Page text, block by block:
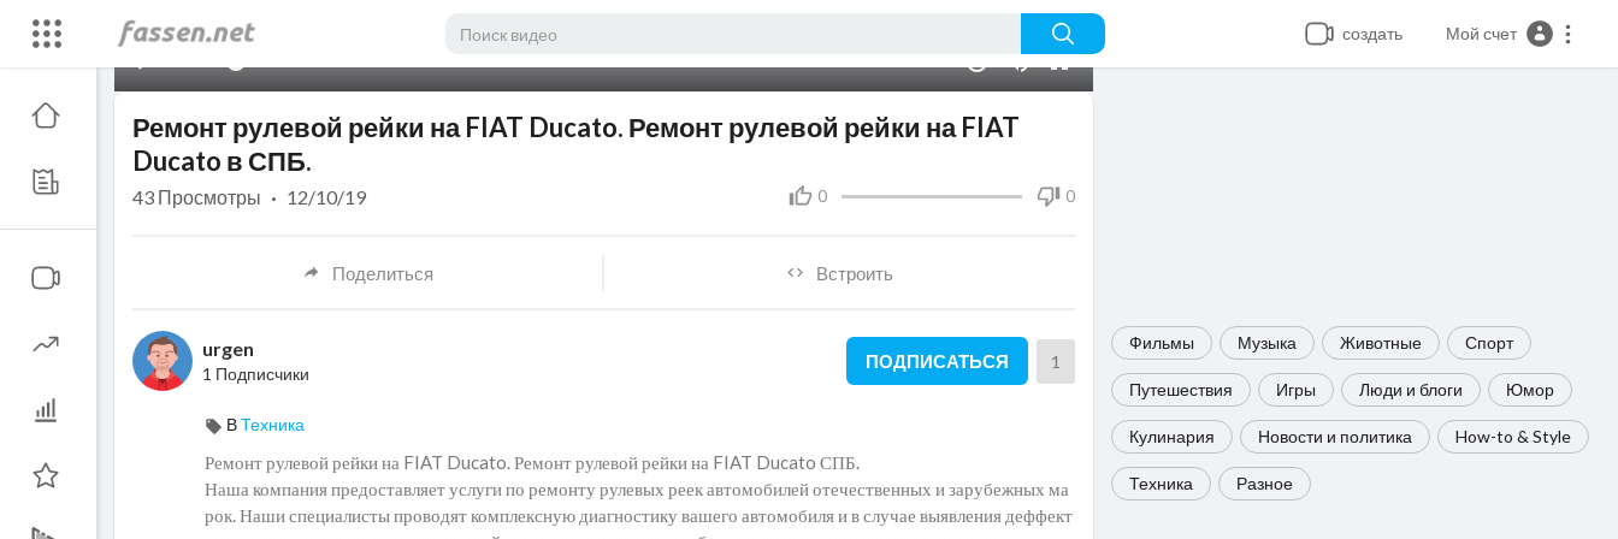
создать Мой счет
Фильмы Музыка Животные Спорт
Путешествия Игры Люди и блоги Юмор
Кулинария Новости и политика How-to & Style
Техника Разное
Ремонт рулевой рейки на FIAT Ducato. Ремонт рулевой рейки на FIAT
Ducato в СПБ.
0 0
43 Просмотры · 12/10/19
Поделиться Встроить
urgen
1 Подписчики
ПОДПИСАТЬСЯ 1
ВТехника
Ремонт рулевой рейки на FIAT Ducato. Ремонт рулевой рейки на FIAT Ducato СПБ.
Наша компания предоставляет услуги по ремонту рулевых реек автомобилей отечественных и зарубежных ма
рок. Наши специалисты проводят комплексную диагностику вашего автомобиля и в случае выявления деффект